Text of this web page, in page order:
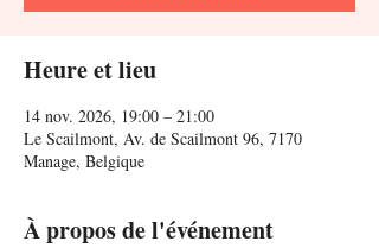
Heure et lieu
14 nov. 2026, 19:00 – 21:00
Le Scailmont, Av. de Scailmont 96, 7170
Manage, Belgique
À propos de l'événement